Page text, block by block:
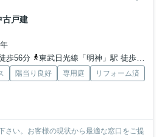
戸建
歩56分
東武日光線「明神」駅 徒歩83分
陽当り良好 専用庭
リフォーム済
さい。お客様の現状から最適な窓口をご提